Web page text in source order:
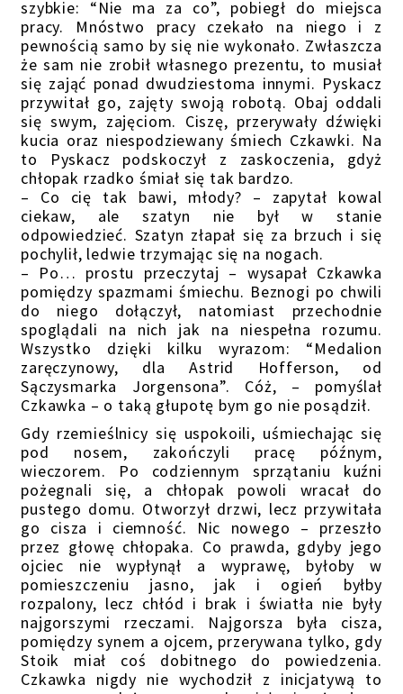
szybkie: “Nie ma za co”, pobiegł do miejsca
pracy. Mnóstwo pracy czekało na niego i z
pewnością samo by się nie wykonało. Zwłaszcza
że sam nie zrobił własnego prezentu, to musiał
się zająć ponad dwudziestoma innymi. Pyskacz
przywitał go, zajęty swoją robotą. Obaj oddali
się swym, zajęciom. Ciszę, przerywały dźwięki
kucia oraz niespodziewany śmiech Czkawki. Na
to Pyskacz podskoczył z zaskoczenia, gdyż
chłopak rzadko śmiał się tak bardzo.
– Co cię tak bawi, młody? – zapytał kowal
ciekaw, ale szatyn nie był w stanie
odpowiedzieć. Szatyn złapał się za brzuch i się
pochylił, ledwie trzymając się na nogach.
– Po… prostu przeczytaj – wysapał Czkawka
pomiędzy spazmami śmiechu. Beznogi po chwili
do niego dołączył, natomiast przechodnie
spoglądali na nich jak na niespełna rozumu.
Wszystko dzięki kilku wyrazom: “Medalion
zaręczynowy, dla Astrid Hofferson, od
Sączysmarka Jorgensona”. Cóż, – pomyślał
Czkawka – o taką głupotę bym go nie posądził.
Gdy rzemieślnicy się uspokoili, uśmiechając się
pod nosem, zakończyli pracę późnym,
wieczorem. Po codziennym sprzątaniu kuźni
pożegnali się, a chłopak powoli wracał do
pustego domu. Otworzył drzwi, lecz przywitała
go cisza i ciemność. Nic nowego – przeszło
przez głowę chłopaka. Co prawda, gdyby jego
ojciec nie wypłynął a wyprawę, byłoby w
pomieszczeniu jasno, jak i ogień byłby
rozpalony, lecz chłód i brak i światła nie były
najgorszymi rzeczami. Najgorsza była cisza,
pomiędzy synem a ojcem, przerywana tylko, gdy
Stoik miał coś dobitnego do powiedzenia.
Czkawka nigdy nie wychodził z inicjatywą to